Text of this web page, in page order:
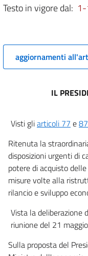
Testo in vigore dal:
aggiornamenti
IL
Visti gliarticoli 77 e
Ritenuta la
disposizioni urgenti di
potere di acquisto
misure volte alla
rilancio e sviluppo
Vista la deliberazione
riunione del 21
Sulla proposta del